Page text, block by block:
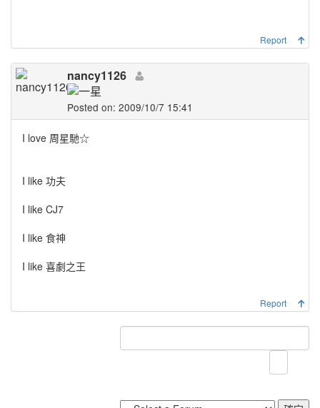
Report
nancy1126
Posted on: 2009/10/7 15:41
I love 周星馳☆
I like 功夫
I like CJ7
I like 食神
I like 喜劇之王
Report